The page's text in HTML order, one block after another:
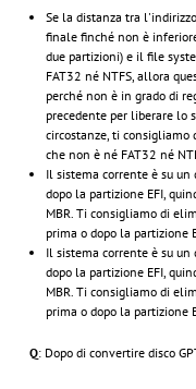
Se la distanza tra
finale finché non è
due partizioni) e il file
FAT32 né NTFS, allora
perché non è in grado di
precedente per liberare lo
circostanze, ti
che non è né FAT32 né
Il sistema corrente è su un
dopo la partizione EFI,
MBR. Ti consigliamo di
prima o dopo la partizione
Il sistema corrente è su un
dopo la partizione EFI,
MBR. Ti consigliamo di
prima o dopo la partizione
Q: Dopo di convertire disco